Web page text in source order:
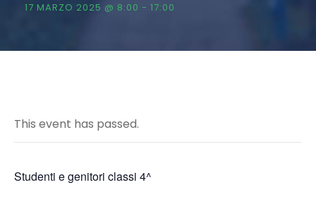
17 MARZO 2025 @ 8:00 - 17:00
This event has passed.
Studenti e genitori classi 4^